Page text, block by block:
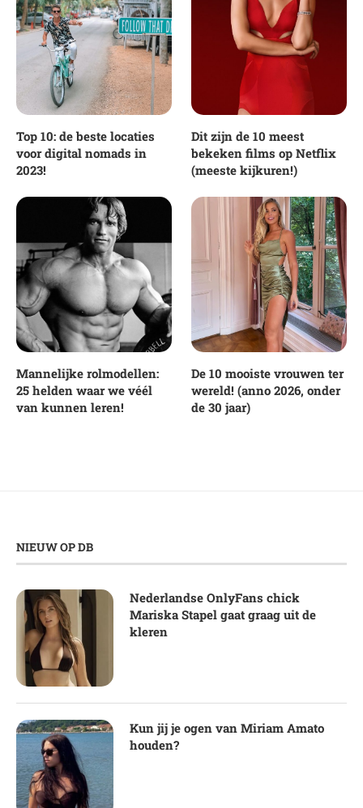
Top 10: de beste locaties
voor digital nomads in
2023!
Dit zijn de 10 meest
bekeken films op Netflix
(meeste kijkuren!)
Mannelijke rolmodellen:
25 helden waar we véél
van kunnen leren!
De 10 mooiste vrouwen ter
wereld! (anno 2026, onder
de 30 jaar)
NIEUW OP DB
Nederlandse OnlyFans chick
Mariska Stapel gaat graag uit de
kleren
Kun jij je ogen van Miriam Amato
houden?